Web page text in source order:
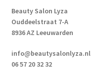
Beauty Salon Lyza
Ouddeelstraat 7-A
8936 AZ Leeuwarden
info@beautysalonlyza.nl
06 57 20 32 32